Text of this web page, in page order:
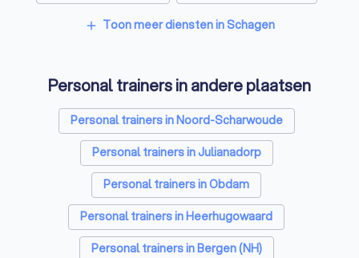
Relatietherapeuten in Schagen
Belastingadviseurs in Schagen
Hypotheekadviseurs in Schagen
Diëtisten in Schagen
add Toon meer diensten in Schagen
Personal trainers in andere plaatsen
Personal trainers in Noord-Scharwoude
Personal trainers in Julianadorp
Personal trainers in Obdam
Personal trainers in Heerhugowaard
Personal trainers in Bergen (NH)